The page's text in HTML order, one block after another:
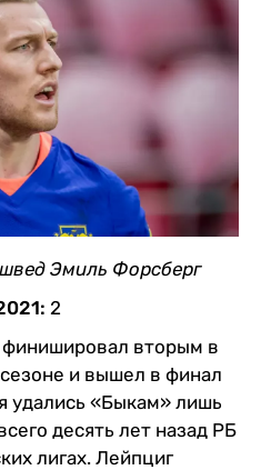
Эмиль Форсберг
2
финишировал вторым в
и вышел в финал
удались «Быкам» лишь
десять лет назад РБ
лигах. Лейпциг